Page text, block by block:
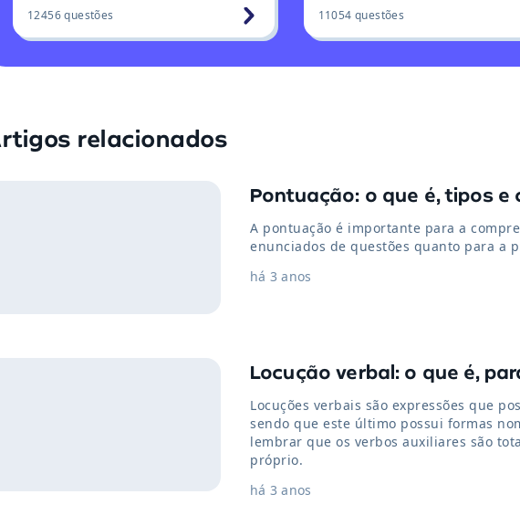
12456questões 11054 questões
relacionados
Pontuação: o que é, tipos e
A pontuação é importante para a
enunciados de questões quanto para a
há 3 anos
Locução verbal: o que é,
Locuções verbais são expressões que
sendo que este último possui formas
lembrar que os verbos auxiliares são
próprio.
há 3 anos